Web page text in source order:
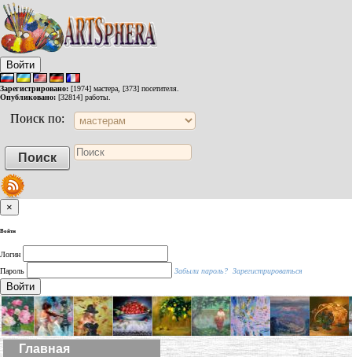
Войти
Зарегистрировано: [1974] мастера, [373] посетителя.
Опубликовано: [32814] работы.
Поиск по:
×
Войти
Логин
Пароль
Забыли пароль? Зарегистрироваться
Войти
Главная